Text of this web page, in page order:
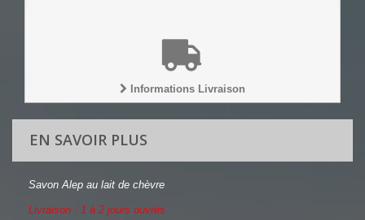
Informations Livraison
EN SAVOIR PLUS
Savon Alep au lait de chèvre
Livraison : 1 à 2 jours ouvrés